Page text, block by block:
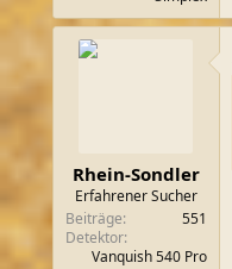
Rhein-Sondler
Erfahrener Sucher
Beiträge
551
Detektor
Vanquish 540 Pro